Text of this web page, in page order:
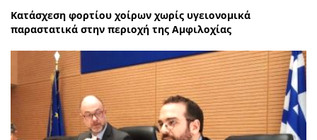
Κατάσχεση φορτίου χοίρων χωρίς υγειονομικά
παραστατικά στην περιοχή της Αμφιλοχίας